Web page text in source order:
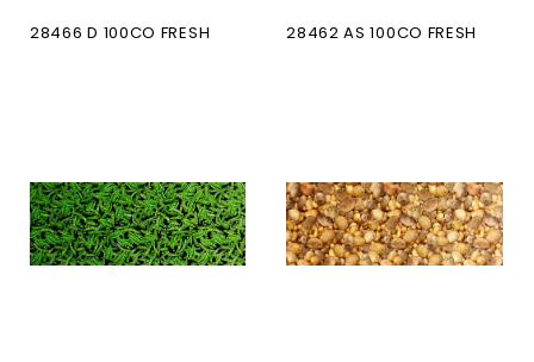
28466 D 100CO FRESH 28462 AS 100CO FRESH